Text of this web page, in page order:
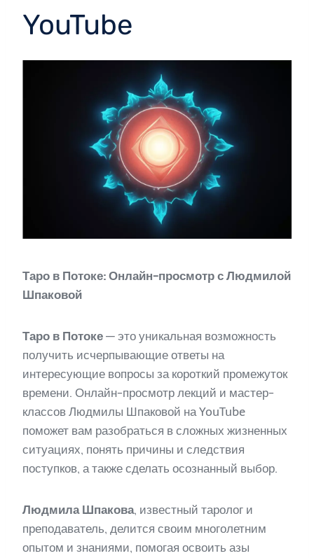
YouTube
Таро в Потоке: Онлайн-просмотр с Людмилой
Шпаковой
Таро в Потоке — это уникальная возможность
получить исчерпывающие ответы на
интересующие вопросы за короткий промежуток
времени. Онлайн-просмотр лекций и мастер-
классов Людмилы Шпаковой на YouTube
поможет вам разобраться в сложных жизненных
ситуациях, понять причины и следствия
поступков, а также сделать осознанный выбор.
Людмила Шпакова, известный таролог и
преподаватель, делится своим многолетним
опытом и знаниями, помогая освоить азы